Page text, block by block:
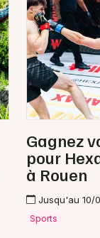
Gagnez
pour
à Rouen
Jusqu'au 10/
Sports